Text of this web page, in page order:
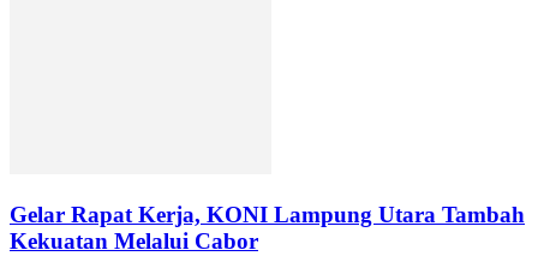
Gelar Rapat Kerja, KONI Lampung Utara Tambah
Kekuatan Melalui Cabor